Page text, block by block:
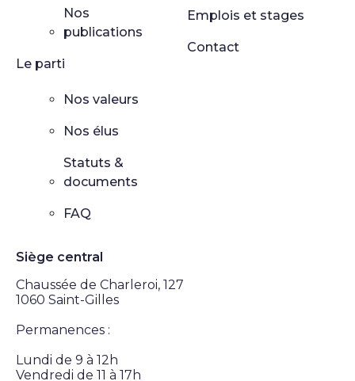
Nos
publications
Le parti
Nos valeurs
Nos élus
Statuts &
documents
FAQ
Emplois et stages
Contact
Siège central
Chaussée de Charleroi, 127
1060 Saint-Gilles
Permanences :
Lundi de 9 à 12h
Vendredi de 11 à 17h